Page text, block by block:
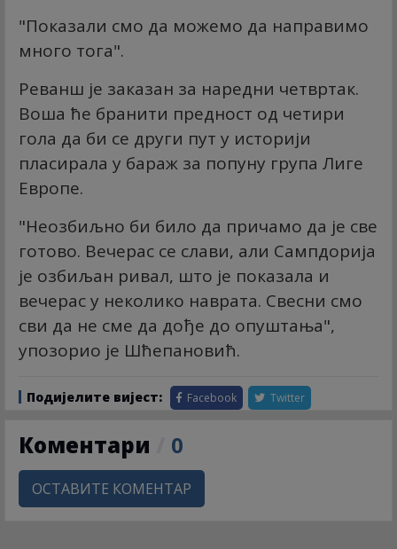
"Показали смо да можемо да направимо
много тога".
Реванш је заказан за наредни четвртак.
Воша ће бранити предност од четири
гола да би се други пут у историји
пласирала у бараж за попуну група Лиге
Европе.
"Неозбиљно би било да причамо да је све
готово. Вечерас се слави, али Сампдорија
је озбиљан ривал, што је показала и
вечерас у неколико наврата. Свесни смо
сви да не сме да дође до опуштања",
упозорио је Шћепановић.
Подијелите вијест: Facebook Twitter
Коментари 0
ОСТАВИТЕ КОМЕНТАР